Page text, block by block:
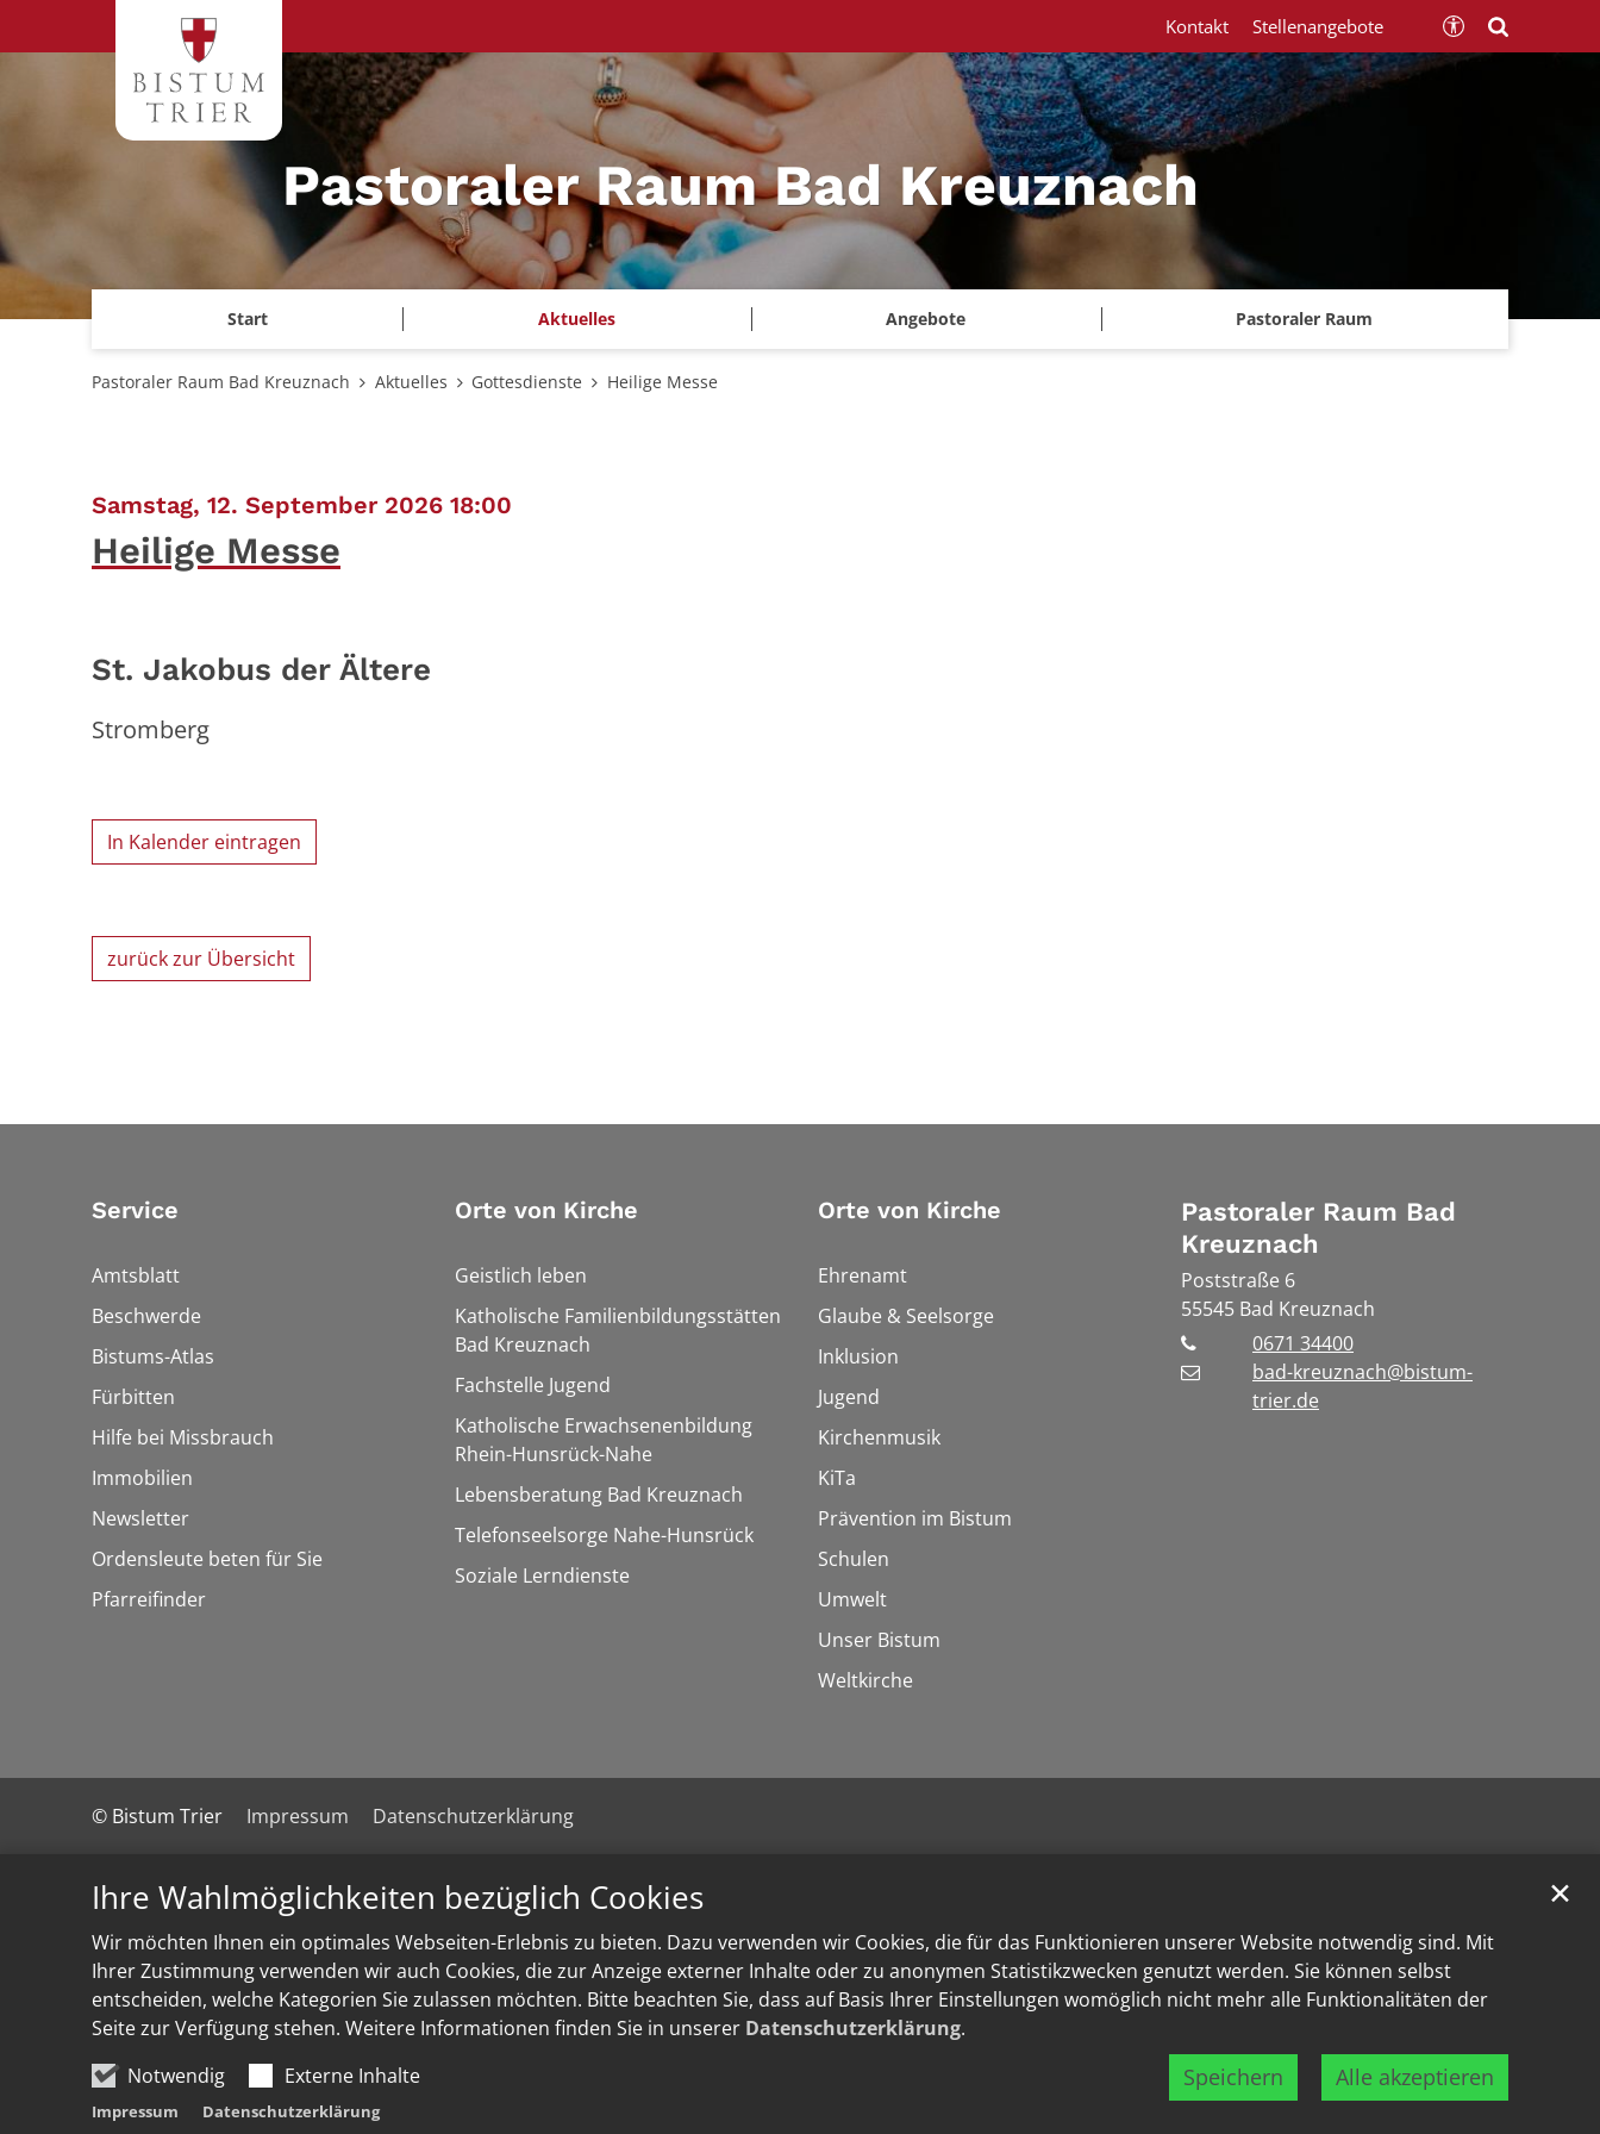
Ihre Wahlmöglichkeiten bezüglich Cookies
Wir möchten Ihnen ein optimales Webseiten-Erlebnis zu bieten. Dazu verwenden wir Cookies, die für das Funktionieren unserer Website notwendig sind. Mit
Ihrer Zustimmung verwenden wir auch Cookies, die zur Anzeige externer Inhalte oder zu anonymen Statistikzwecken genutzt werden. Sie können selbst
entscheiden, welche Kategorien Sie zulassen möchten. Bitte beachten Sie, dass auf Basis Ihrer Einstellungen womöglich nicht mehr alle Funktionalitäten der
Seite zur Verfügung stehen. Weitere Informationen finden Sie in unserer Datenschutzerklärung.
Notwendig
Externe Inhalte Speichern Alle akzeptieren
✕
Impressum Datenschutzerklärung
Pastoraler Raum Bad Kreuznach
Start Aktuelles Angebote Pastoraler Raum
Kontakt Stellenangebote
Pastoraler Raum Bad Kreuznach Aktuelles Gottesdienste Heilige Messe
Samstag, 12. September 2026 18:00
Heilige Messe
St. Jakobus der Ältere
Stromberg
In Kalender eintragen
zurück zur Übersicht
Service
Amtsblatt
Beschwerde
Bistums-Atlas
Fürbitten
Hilfe bei Missbrauch
Immobilien
Newsletter
Ordensleute beten für Sie
Pfarreifinder
Orte von Kirche
Geistlich leben
Katholische Familienbildungsstätten
Bad Kreuznach
Fachstelle Jugend
Katholische Erwachsenenbildung
Rhein-Hunsrück-Nahe
Lebensberatung Bad Kreuznach
Telefonseelsorge Nahe-Hunsrück
Soziale Lerndienste
Orte von Kirche
Ehrenamt
Glaube & Seelsorge
Inklusion
Jugend
Kirchenmusik
KiTa
Prävention im Bistum
Schulen
Umwelt
Unser Bistum
Weltkirche
Pastoraler Raum Bad
Kreuznach
Poststraße 6
55545 Bad Kreuznach
0671 34400
bad-kreuznach@bistum-
trier.de
© Bistum Trier Impressum Datenschutzerklärung